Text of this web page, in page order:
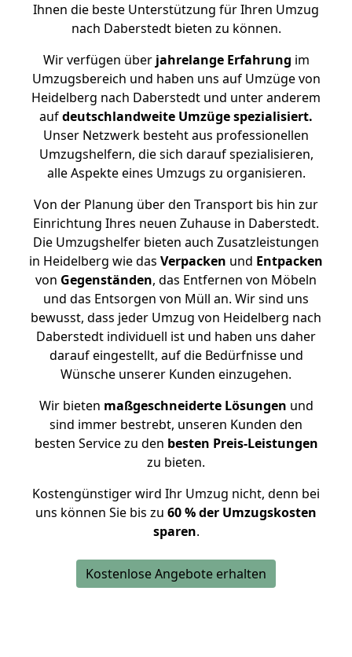
Ihnen die beste Unterstützung für Ihren Umzug
nach Daberstedt bieten zu können.
Wir verfügen überjahrelange Erfahrung im
Umzugsbereich und haben uns auf Umzüge von
Heidelberg nach Daberstedt und unter anderem
aufdeutschlandweite Umzüge spezialisiert.
Unser Netzwerk besteht aus professionellen
Umzugshelfern, die sich darauf spezialisieren,
alle Aspekte eines Umzugs zu organisieren.
Von der Planung über den Transport bis hin zur
Einrichtung Ihres neuen Zuhause in Daberstedt.
Die Umzugshelfer bieten auch Zusatzleistungen
in Heidelberg wie das Verpacken und Entpacken
von Gegenständen, das Entfernen von Möbeln
und das Entsorgen von Müll an. Wir sind uns
bewusst, dass jeder Umzug von Heidelberg nach
Daberstedt individuell ist und haben uns daher
darauf eingestellt, auf die Bedürfnisse und
Wünsche unserer Kunden einzugehen.
Wir bieten maßgeschneiderte Lösungen und
sind immer bestrebt, unseren Kunden den
besten Service zu den besten Preis-Leistungen
zu bieten.
Kostengünstiger wird Ihr Umzug nicht, denn bei
uns können Sie bis zu 60 % der Umzugskosten
sparen.
Kostenlose Angebote erhalten